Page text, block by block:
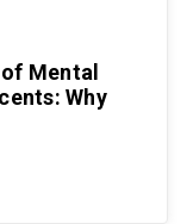
Mental
Why